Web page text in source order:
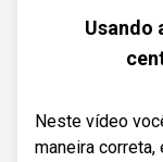
Usando
Neste vídeo
maneira